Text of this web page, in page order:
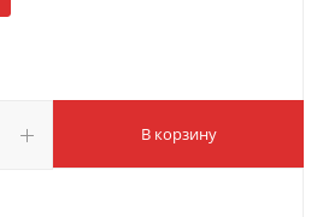
В корзину